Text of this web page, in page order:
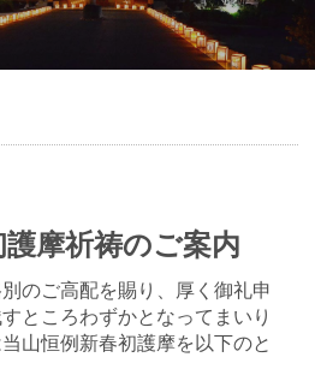
の
切
摩祈祷のご案内
のご高配を賜り、厚く御礼申
ところわずかとなってまいり
山恒例新春初護摩を以下のと